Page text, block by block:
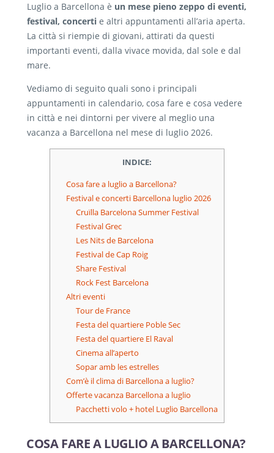
Luglio a Barcellona è un mese pieno zeppo di eventi,
festival, concerti e altri appuntamenti all’aria aperta.
La città si riempie di giovani, attirati da questi
importanti eventi, dalla vivace movida, dal sole e dal
mare.
Vediamo di seguito quali sono i principali
appuntamenti in calendario, cosa fare e cosa vedere
in città e nei dintorni per vivere al meglio una
vacanza a Barcellona nel mese di luglio 2026.
INDICE:
Cosa fare a luglio a Barcellona?
Festival e concerti Barcellona luglio 2026
Cruïlla Barcelona Summer Festival
Festival Grec
Les Nits de Barcelona
Festival de Cap Roig
Share Festival
Rock Fest Barcelona
Altri eventi
Tour de France
Festa del quartiere Poble Sec
Festa del quartiere El Raval
Cinema all’aperto
Sopar amb les estrelles
Com’è il clima di Barcellona a luglio?
Offerte vacanza Barcellona a luglio
Pacchetti volo + hotel Luglio Barcellona
COSA FARE A LUGLIO A BARCELLONA?